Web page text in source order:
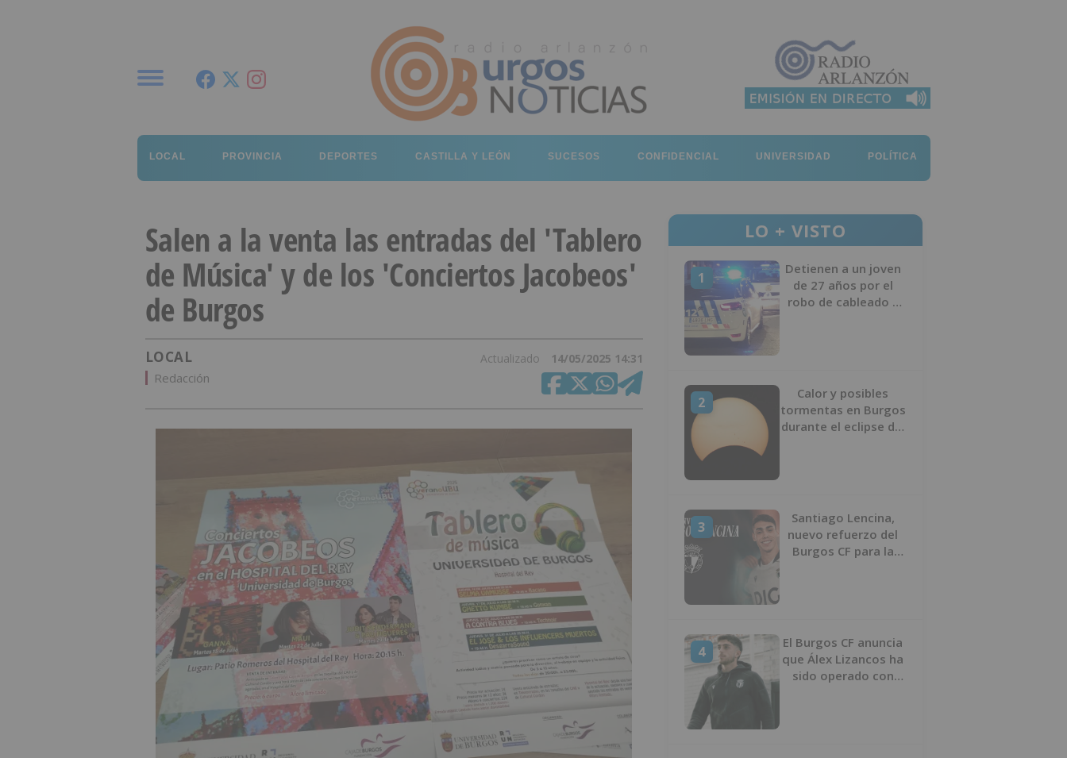
LOCAL PROVINCIA DEPORTES CASTILLA Y LEÓN SUCESOS CONFIDENCIAL UNIVERSIDAD POLÍTICA
Salen a la venta las entradas del 'Tablero
de Música' y de los 'Conciertos Jacobeos'
de Burgos
LOCAL Actualizado 14/05/2025 14:31
Redacción
LO + VISTO
1
Detienen a un joven
de 27 años por el
robo de cableado y
2
Calor y posibles
tormentas en Burgos
durante el eclipse del
3
Santiago Lencina,
nuevo refuerzo del
Burgos CF para la
4
El Burgos CF anuncia
que Álex Lizancos ha
sido operado con